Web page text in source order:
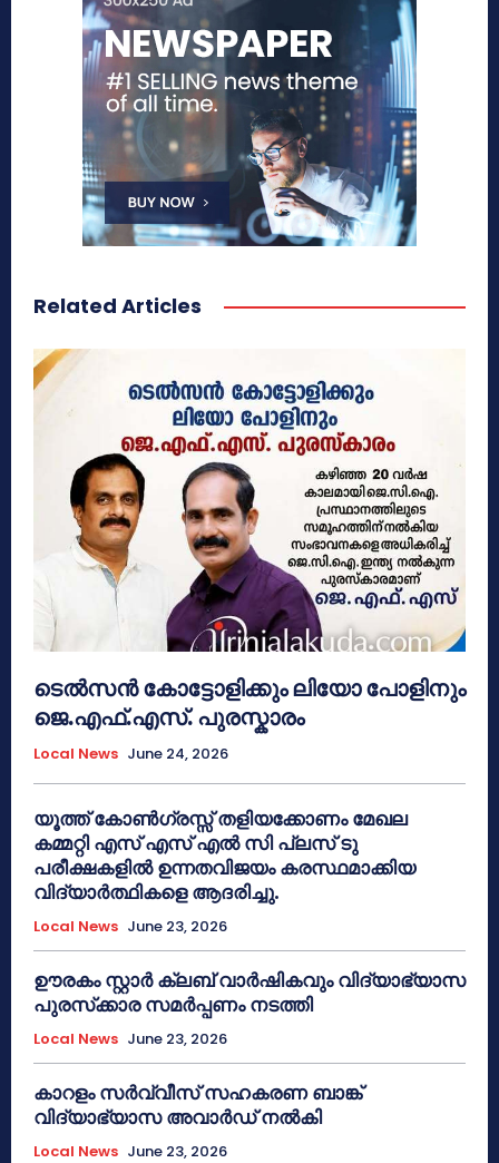
Related Articles
ടെൽസൻ കോട്ടോളിക്കും ലിയോ പോളിനും
ജെ.എഫ്.എസ്. പുരസ്കാരം
Local News June 24, 2026
യൂത്ത് കോൺഗ്രസ്സ് തളിയക്കോണം മേഖല
കമ്മറ്റി എസ് എസ് എൽ സി പ്ലസ് ടു
പരീക്ഷകളിൽ ഉന്നതവിജയം കരസ്ഥമാക്കിയ
വിദ്യാർത്ഥികളെ ആദരിച്ചു.
Local News June 23, 2026
ഊരകം സ്റ്റാർ ക്ലബ് വാർഷികവും വിദ്യാഭ്യാസ
പുരസ്‌ക്കാര സമർപ്പണം നടത്തി
Local News June 23, 2026
കാറളം സർവ്വീസ് സഹകരണ ബാങ്ക്
വിദ്യാഭ്യാസ അവാർഡ് നൽകി
Local News June 23, 2026